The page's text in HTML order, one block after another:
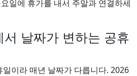
일에 휴가를 내서 주말과 연결하세
날짜가 변하는 공휴
이라 매년 날짜가 다릅니다. 2026